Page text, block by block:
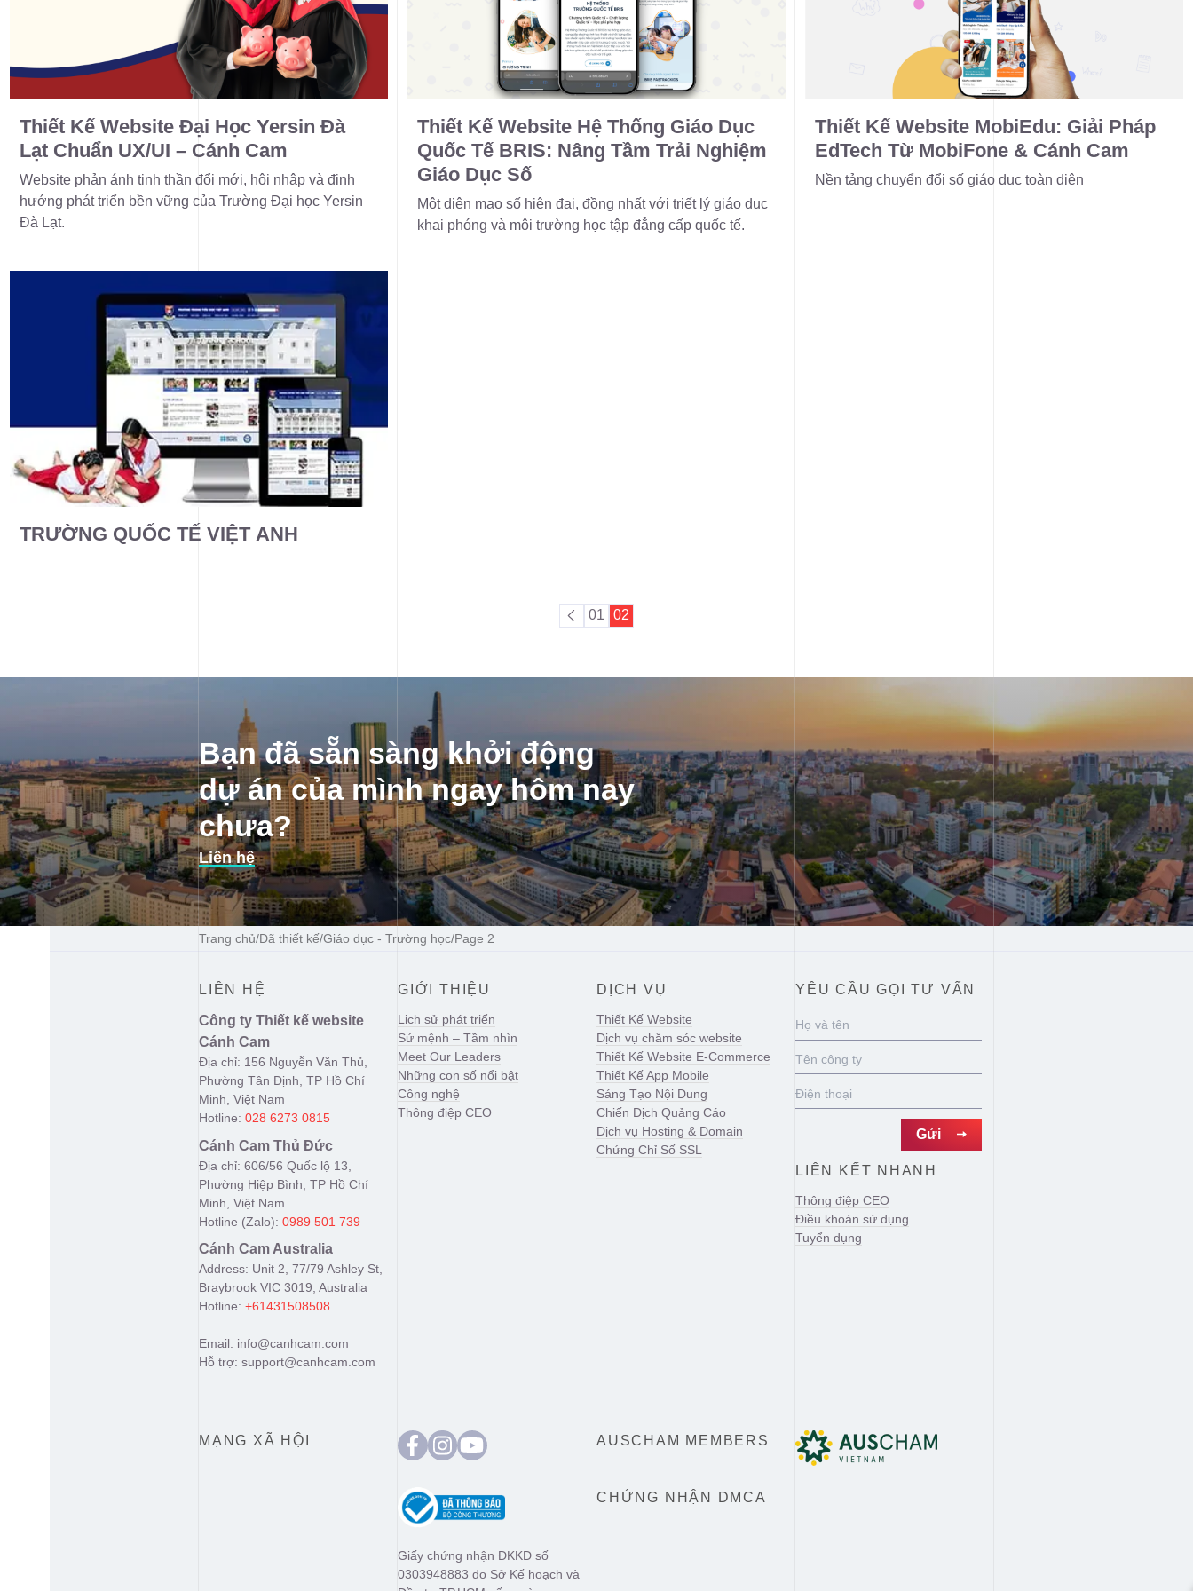
Thiết Kế Website Đại Học Yersin Đà
Lạt Chuẩn UX/UI – Cánh Cam
Website phản ánh tinh thần đổi mới, hội nhập và định
hướng phát triển bền vững của Trường Đại học Yersin
Đà Lạt.
Thiết Kế Website Hệ Thống Giáo Dục
Quốc Tế BRIS: Nâng Tầm Trải Nghiệm
Giáo Dục Số
Một diện mạo số hiện đại, đồng nhất với triết lý giáo dục
khai phóng và môi trường học tập đẳng cấp quốc tế.
Thiết Kế Website MobiEdu: Giải Pháp
EdTech Từ MobiFone & Cánh Cam
Nền tảng chuyển đổi số giáo dục toàn diện
TRƯỜNG QUỐC TẾ VIỆT ANH
01 02
Bạn đã sẵn sàng khởi động
dự án của mình ngay hôm nay
chưa?
Liên hệ
Trang chủ/Đã thiết kế/Giáo dục - Trường học/Page 2
LIÊN HỆ
Công ty Thiết kế website
Cánh Cam
Địa chỉ: 156 Nguyễn Văn Thủ,
Phường Tân Định, TP Hồ Chí
Minh, Việt Nam
Hotline: 028 6273 0815
Cánh Cam Thủ Đức
Địa chỉ: 606/56 Quốc lộ 13,
Phường Hiệp Bình, TP Hồ Chí
Minh, Việt Nam
Hotline (Zalo): 0989 501 739
Cánh Cam Australia
Address: Unit 2, 77/79 Ashley St,
Braybrook VIC 3019, Australia
Hotline: +61431508508
Email: info@canhcam.com
Hỗ trợ: support@canhcam.com
GIỚI THIỆU
Lịch sử phát triển
Sứ mệnh – Tầm nhìn
Meet Our Leaders
Những con số nổi bật
Công nghệ
Thông điệp CEO
DỊCH VỤ
Thiết Kế Website
Dịch vụ chăm sóc website
Thiết Kế Website E-Commerce
Thiết Kế App Mobile
Sáng Tạo Nội Dung
Chiến Dịch Quảng Cáo
Dịch vụ Hosting & Domain
Chứng Chỉ Số SSL
YÊU CẦU GỌI TƯ VẤN
LIÊN KẾT NHANH
Thông điệp CEO
Điều khoản sử dụng
Tuyển dụng
MẠNG XÃ HỘI AUSCHAM MEMBERS
Giấy chứng nhận ĐKKD số
0303948883 do Sở Kế hoạch và
CHỨNG NHẬN DMCA